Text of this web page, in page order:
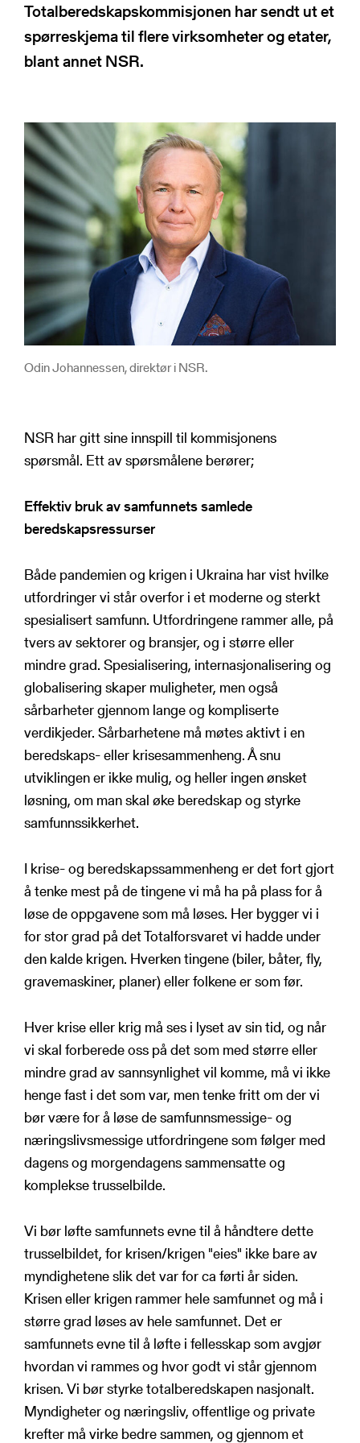
NSRs kontaktregister
Varde
Heimdall
Foredrag
Publikasjoner
Informasjonsdeling
Om NSR
NSR Strategi
Vedtekter
Medlemsbedrifter
Styret
Ansatte
Kontakt oss
Bli medlem
NSR Digital
NSR Medlem
NSR Beredskap
Søk
Totalberedskapskommisjonen har sendt ut et
spørreskjema til flere virksomheter og etater,
blant annet NSR.
Odin Johannessen, direktør i NSR.
NSR har gitt sine innspill til kommisjonens
spørsmål. Ett av spørsmålene berører;
Effektiv bruk av samfunnets samlede
beredskapsressurser
Både pandemien og krigen i Ukraina har vist hvilke
utfordringer vi står overfor i et moderne og sterkt
spesialisert samfunn. Utfordringene rammer alle, på
tvers av sektorer og bransjer, og i større eller
mindre grad. Spesialisering, internasjonalisering og
globalisering skaper muligheter, men også
sårbarheter gjennom lange og kompliserte
verdikjeder. Sårbarhetene må møtes aktivt i en
beredskaps- eller krisesammenheng. Å snu
utviklingen er ikke mulig, og heller ingen ønsket
løsning, om man skal øke beredskap og styrke
samfunnssikkerhet.
I krise- og beredskapssammenheng er det fort gjort
å tenke mest på de tingene vi må ha på plass for å
løse de oppgavene som må løses. Her bygger vi i
for stor grad på det Totalforsvaret vi hadde under
den kalde krigen. Hverken tingene (biler, båter, fly,
gravemaskiner, planer) eller folkene er som før.
Hver krise eller krig må ses i lyset av sin tid, og når
vi skal forberede oss på det som med større eller
mindre grad av sannsynlighet vil komme, må vi ikke
henge fast i det som var, men tenke fritt om der vi
bør være for å løse de samfunnsmessige- og
næringslivsmessige utfordringene som følger med
dagens og morgendagens sammensatte og
komplekse trusselbilde.
Vi bør løfte samfunnets evne til å håndtere dette
trusselbildet, for krisen/krigen "eies" ikke bare av
myndighetene slik det var for ca førti år siden.
Krisen eller krigen rammer hele samfunnet og må i
større grad løses av hele samfunnet. Det er
samfunnets evne til å løfte i fellesskap som avgjør
hvordan vi rammes og hvor godt vi står gjennom
krisen. Vi bør styrke totalberedskapen nasjonalt.
Myndigheter og næringsliv, offentlige og private
krefter må virke bedre sammen, og gjennom et